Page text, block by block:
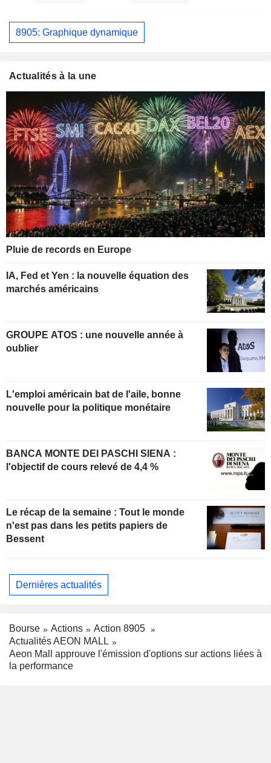
8905: Graphique dynamique
Actualités à la une
Pluie de records en Europe
IA, Fed et Yen : la nouvelle équation des
marchés américains
GROUPE ATOS : une nouvelle année à
oublier
L'emploi américain bat de l'aile, bonne
nouvelle pour la politique monétaire
BANCA MONTE DEI PASCHI SIENA :
l'objectif de cours relevé de 4,4 %
Le récap de la semaine : Tout le monde
n'est pas dans les petits papiers de
Bessent
Dernières actualités
Bourse Actions
Action 8905
Actualités AEON MALL
Aeon Mall approuve l'émission d'options sur actions liées à
la performance